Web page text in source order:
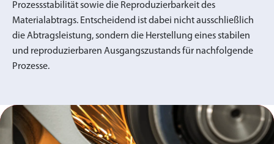
Prozessstabilität sowie die Reproduzierbarkeit des
Materialabtrags. Entscheidend ist dabei nicht ausschließlich
die Abtragsleistung, sondern die Herstellung eines stabilen
und reproduzierbaren Ausgangszustands für nachfolgende
Prozesse.